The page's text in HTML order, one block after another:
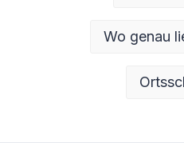
Wo genau